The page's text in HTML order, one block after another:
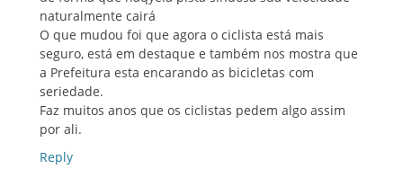
naturalmente cairá
O que mudou foi que agora o ciclista está mais
seguro, está em destaque e também nos mostra que
a Prefeitura esta encarando as bicicletas com
seriedade.
Faz muitos anos que os ciclistas pedem algo assim
por ali.
Reply